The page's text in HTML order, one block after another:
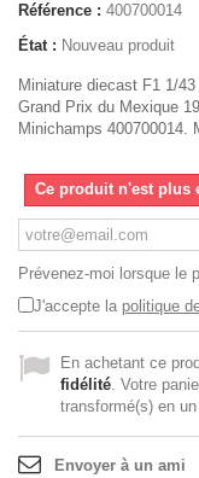
Référence : 400700014
État : Nouveau produit
Miniature diecast F1 1/
Grand Prix du Mexique
Minichamps 400700014.
Ce produit n'est plus
Prévenez-moi lorsque le
J'accepte la politique
En achetant ce
fidélité. Votre
transformé(s) en
Envoyer à un ami